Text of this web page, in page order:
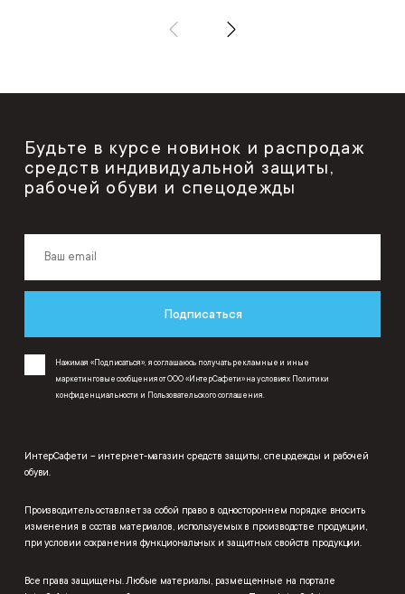
Будьте в курсе новинок и распродаж
средств индивидуальной защиты,
рабочей обуви и спецодежды
Подписаться
Нажимая «Подписаться», я соглашаюсь получать рекламные и иные
маркетинговые сообщения от ООО «ИнтерСафети» на условиях Политики
конфиденциальности и Пользовательского соглашения.
ИнтерСафети – интернет-магазин средств защиты, спецодежды и рабочей
обуви.
Производитель оставляет за собой право в одностороннем порядке вносить
изменения в состав материалов, используемых в производстве продукции,
при условии сохранения функциональных и защитных свойств продукции.
Все права защищены. Любые материалы, размещенные на портале